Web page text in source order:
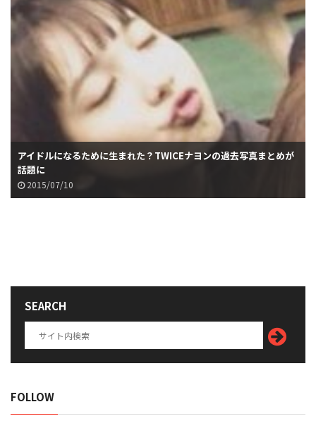
アイドルになるために生まれた？TWICEナヨンの過去写真まとめが
話題に
2015/07/10
SEARCH
FOLLOW